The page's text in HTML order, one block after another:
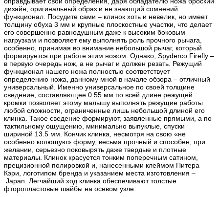
дизайн, оригинальный образ и не знающий сомнений
функционал. Посудите сами – клинок хоть и невелик, но имеет
толщину обуха 3 мм и крупные плоскостные участки, что делает
его совершенно равнодушным даже к высоким боковым
нагрузкам и позволяет ему выполнять роль прочного рычага,
особенно, принимая во внимание небольшой рычаг, который
формируется при работе этим ножом. Однако, Spyderco Firefly –
в первую очередь нож, а не рычаг и должен резать. Режущий
функционал нашего ножа полностью соответствует
определению ножа, данному мной в начале обзора – отличный
универсальный. Именно универсальное по своей толщине
сведение, составляющее 0.55 мм по всей длине режущей
кромки позволяет этому малышу выполнять режущие работы
любой сложности, ограниченные лишь небольшой длиной его
клинка. Такое сведение формируют, заявленные прямыми, а по
тактильному ощущению, минимально выпуклые, спуски
шириной 13.5 мм. Кончик клинка, несмотря на свою «не
особенно колющую» форму, весьма прочный и способен, при
желании, серьезно поковырять даже твердые и плотные
материалы. Клинок красуется тонким поперечным сатином,
прецизионной полировкой и, нанесенными клеймом Питера
Кэри, логотипом бренда и указанием места изготовления –
Japan . Легчайший ход клинка обеспечивают толстые
фторопластовые шайбы на осевом узле.